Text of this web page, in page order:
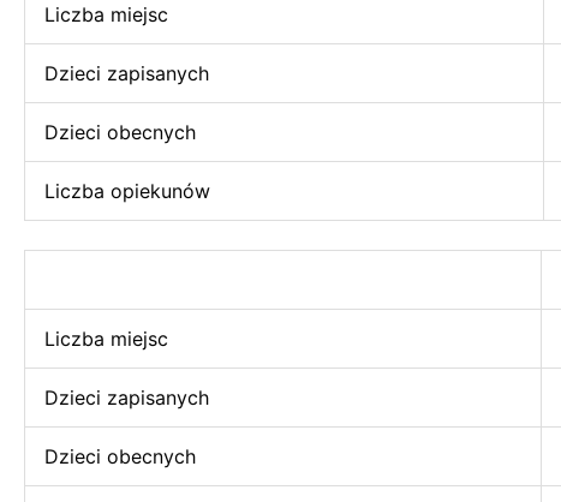
Liczba miejsc
Dzieci zapisanych
Dzieci obecnych
Liczba opiekunów
Liczba miejsc
Dzieci zapisanych
Dzieci obecnych